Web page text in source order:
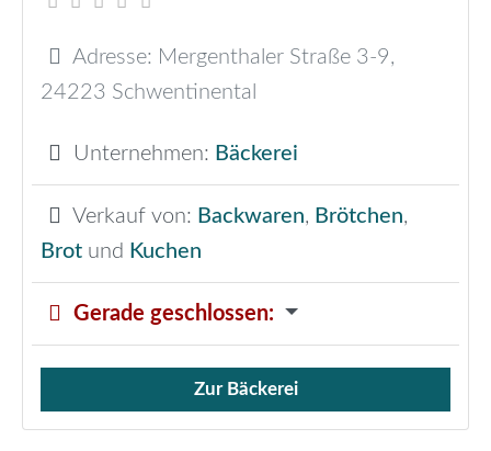
Adresse: Mergenthaler Straße 3-9,
24223 Schwentinental
Unternehmen: Bäckerei
Verkauf von: Backwaren, Brötchen,
Brot und Kuchen
Gerade geschlossen:
Verkauf von Brötchen,
Zur Bäckerei